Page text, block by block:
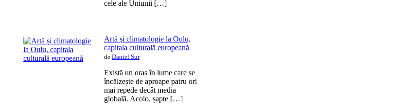
cele ale Uniunii […]
Artă și climatologie la Oulu,
capitala culturală europeană
de Daniel Sur
Există un oraș în lume care se
încălzește de aproape patru ori
mai repede decât media
globală. Acolo, șapte […]